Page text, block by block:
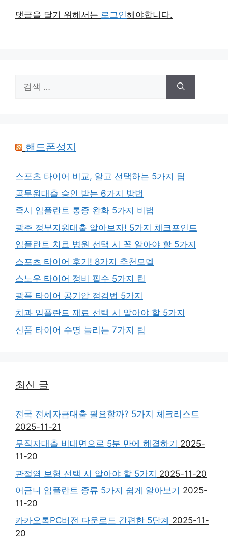
댓글을 달기 위해서는 로그인해야합니다.
색:
핸드폰성지
스포츠 타이어 비교, 알고 선택하는 5가지 팁
공무원대출 승인 받는 6가지 방법
즉시 임플란트 통증 완화 5가지 비법
광주 정부지원대출 알아보자! 5가지 체크포인트
임플란트 치료 병원 선택 시 꼭 알아야 할 5가지
스포츠 타이어 후기! 8가지 추천모델
스노우 타이어 정비 필수 5가지 팁
광폭 타이어 공기압 점검법 5가지
치과 임플란트 재료 선택 시 알아야 할 5가지
신품 타이어 수명 늘리는 7가지 팁
최신 글
전국 전세자금대출 필요할까? 5가지 체크리스트
2025-11-21
무직자대출 비대면으로 5분 만에 해결하기 2025-
11-20
관절염 보험 선택 시 알아야 할 5가지 2025-11-20
어금니 임플란트 종류 5가지 쉽게 알아보기 2025-
11-20
카카오톡PC버전 다운로드 간편한 5단계 2025-11-
20